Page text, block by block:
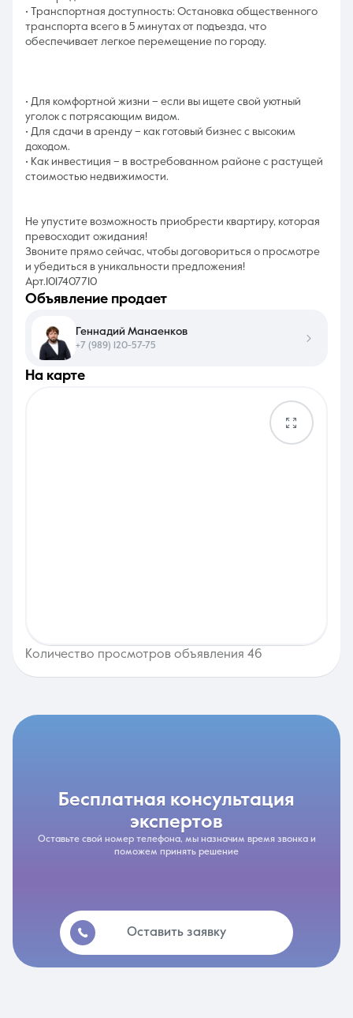
• Транспортная доступность: Остановка общественного
транспорта всего в 5 минутах от подъезда, что
обеспечивает легкое перемещение по городу.
• Для комфортной жизни – если вы ищете свой уютный
уголок с потрясающим видом.
• Для сдачи в аренду – как готовый бизнес с высоким
доходом.
• Как инвестиция – в востребованном районе с растущей
стоимостью недвижимости.
Не упустите возможность приобрести квартиру, которая
превосходит ожидания!
Звоните прямо сейчас, чтобы договориться о просмотре
и убедиться в уникальности предложения!
Арт.1017407710
на карте
Количество просмотров объявления 46
объявление продает
Геннадий Манаенков
+7 (989) 120-57-75
бесплатная консультация
экспертов
Оставьте свой номер телефона, мы назначим время звонка и
поможем принять решение
Оставить заявку